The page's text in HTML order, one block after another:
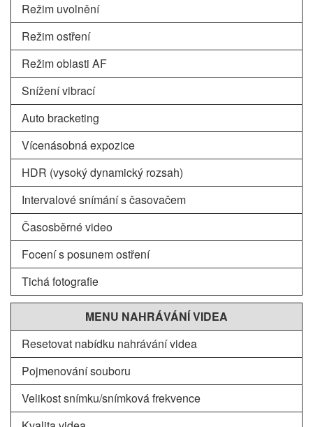
Režim uvolnění
Režim ostření
Režim oblasti AF
Snížení vibrací
Auto bracketing
Vícenásobná expozice
HDR (vysoký dynamický rozsah)
Intervalové snímání s časovačem
Časosběrné video
Focení s posunem ostření
Tichá fotografie
MENU NAHRÁVÁNÍ VIDEA
Resetovat nabídku nahrávání videa
Pojmenování souboru
Velikost snímku/snímková frekvence